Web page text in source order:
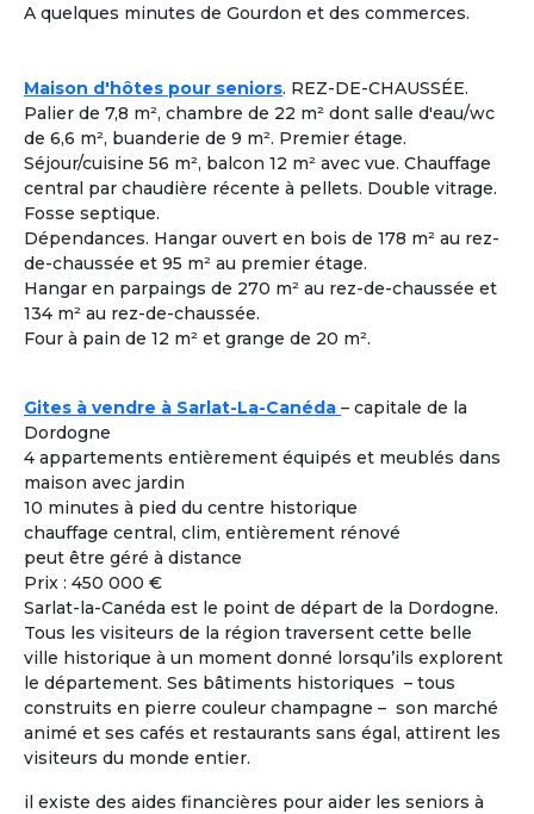
A quelques minutes de Gourdon et des commerces.
Maison d'hôtes pour seniors. REZ-DE-CHAUSSÉE.
Palier de 7,8 m², chambre de 22 m² dont salle d'eau/wc
de 6,6 m², buanderie de 9 m². Premier étage.
Séjour/cuisine 56 m², balcon 12 m² avec vue. Chauffage
central par chaudière récente à pellets. Double vitrage.
Fosse septique.
Dépendances. Hangar ouvert en bois de 178 m² au rez-
de-chaussée et 95 m² au premier étage.
Hangar en parpaings de 270 m² au rez-de-chaussée et
134 m² au rez-de-chaussée.
Four à pain de 12 m² et grange de 20 m².
Gites à vendre à Sarlat-La-Canéda – capitale de la
Dordogne
4 appartements entièrement équipés et meublés dans
maison avec jardin
10 minutes à pied du centre historique
chauffage central, clim, entièrement rénové
peut être géré à distance
Prix : 450 000 €
Sarlat-la-Canéda est le point de départ de la Dordogne.
Tous les visiteurs de la région traversent cette belle
ville historique à un moment donné lorsqu’ils explorent
le département. Ses bâtiments historiques – tous
construits en pierre couleur champagne – son marché
animé et ses cafés et restaurants sans égal, attirent les
visiteurs du monde entier.
il existe des aides financières pour aider les seniors à
Sylvia
Femme- 60ans
Toulon ± 30kms - France
Colouer Intégrer Habitat Partagé
Comment rencontrer des co-acheteurs
compatibles ?
Cohabiting Seniors vous met en relation avec des
des différentes visites de logements adaptés à la
cohabitation.
Co-acheter Peu importe | France - Gard
Souhaite investir dans une co
habitation pour partager tout en étant
autonome.
J’aime bricoler. Je peux m’occuper de
l’informatique et de l’administration.
Je possède déjà une propriété en
région centre où je compte à la retraite
partager mon temps la bas et dans une
maison en Occitanie en co partage :
Hérault ou Gard ou Aude.
À la une
Co-acheteur Apport personnel : 200 000 €